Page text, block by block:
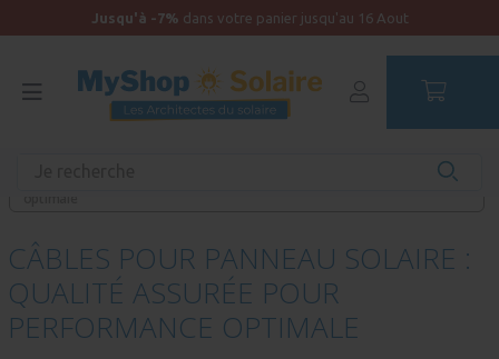
Jusqu'à -7% dans votre panier jusqu'au 16 Aout
CÂBLES POUR PANNEAU SOLAIRE :
QUALITÉ ASSURÉE POUR
PERFORMANCE OPTIMALE